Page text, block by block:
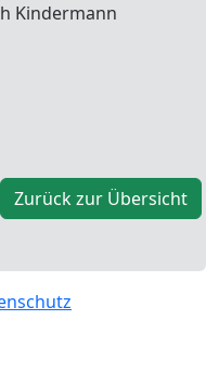
Kindermann
Zurück zur Übersicht